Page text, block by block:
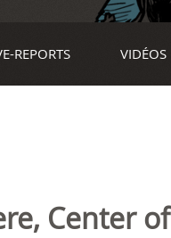
REPORTS VIDÉOS
Center of